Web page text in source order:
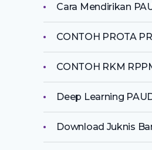
Cara Mendirikan
CONTOH PROTA
CONTOH RKM
Deep Learning
Download Juknis